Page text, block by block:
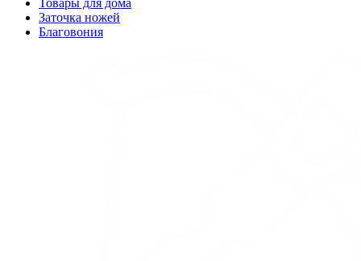
Товары для дома
Заточка ножей
Благовония